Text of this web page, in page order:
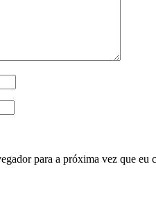
para a próxima vez que eu